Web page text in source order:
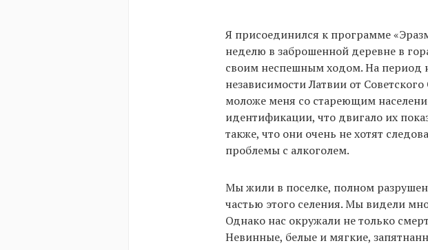
Я присоединился к программе
неделю в заброшенной деревне в
своим неспешным ходом. На период
независимости Латвии от
моложе меня со стареющим
идентификации, что двигало их
также, что они очень не хотят
проблемы с алкоголем.
Мы жили в поселке, полном
частью этого селения. Мы видели
Однако нас окружали не только
Невинные, белые и мягкие,